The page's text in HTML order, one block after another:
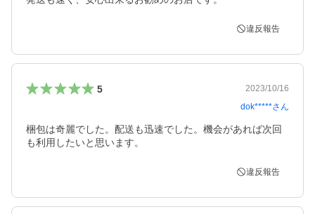
違反報告
5
2023/10/16
dok*****さん
梱包は奇麗でした。配送も迅速でした。機会があれば次回
も利用したいと思います。
違反報告